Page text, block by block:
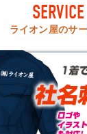
SERVICE
ライオン屋のサ